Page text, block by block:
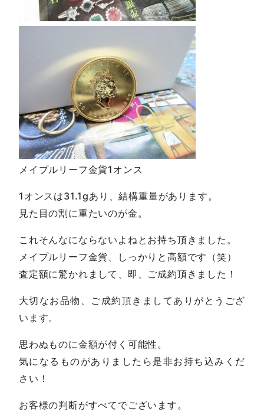
メイプルリーフ金貨1オンス
1オンスは31.1gあり、結構重量があります。
見た目の割に重たいのが金。
これそんなにならないよねとお持ち頂きました。
メイプルリーフ金貨、しっかりと高額です（笑）
査定額に驚かれまして、即、ご成約頂きました！
大切なお品物、ご成約頂きましてありがとうござ
います。
思わぬものに金額が付く可能性。
気になるものがありましたら是非お持ち込みくだ
さい！
お客様の判断がすべてでございます。